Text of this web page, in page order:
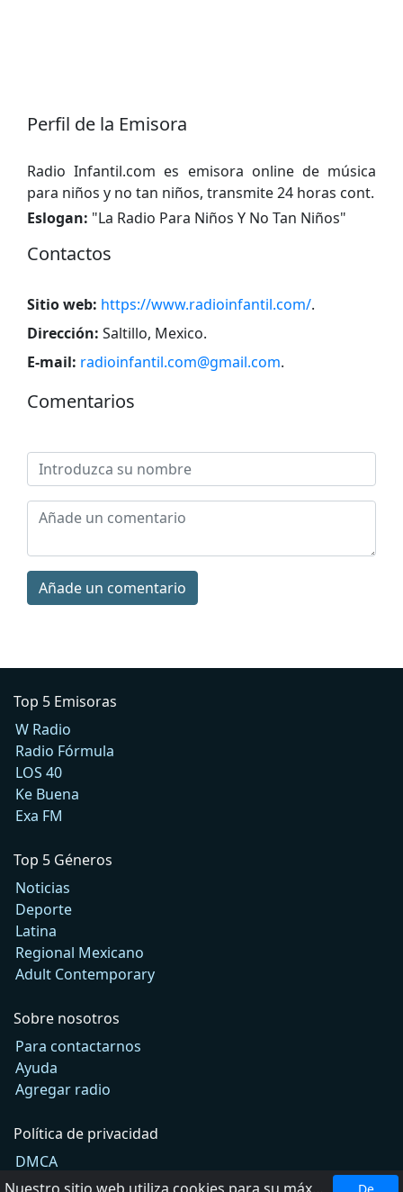
Perfil de la Emisora
Radio Infantil.com es emisora online de música
para niños y no tan niños, transmite 24 horas cont.
Eslogan: "La Radio Para Niños Y No Tan Niños"
Contactos
Sitio web: https://www.radioinfantil.com/.
Dirección: Saltillo, Mexico.
E-mail: radioinfantil.com@gmail.com.
Comentarios
Añade un comentario
Top 5 Emisoras
W Radio
Radio Fórmula
LOS 40
Ke Buena
Exa FM
Top 5 Géneros
Noticias
Deporte
Latina
Regional Mexicano
Adult Contemporary
Sobre nosotros
Para contactarnos
Ayuda
Agregar radio
Política de privacidad
DMCA
Términos de Uso